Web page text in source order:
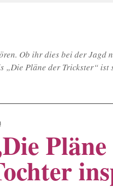
Ob ihr dies bei der Jagd
Pläne der Trickster“ ist